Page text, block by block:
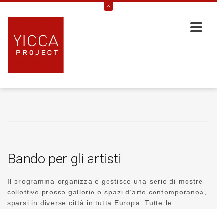
Bando per gli artisti
Il programma organizza e gestisce una serie di mostre
collettive presso gallerie e spazi d’arte contemporanea,
sparsi in diverse città in tutta Europa. Tutte le